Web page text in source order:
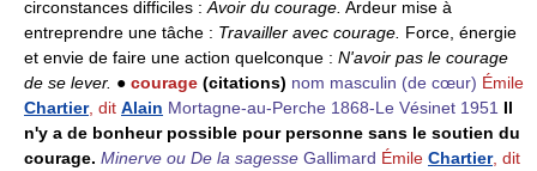
circonstances difficiles : Avoir du courage. Ardeur mise à
entreprendre une tâche : Travailler avec courage. Force, énergie
et envie de faire une action quelconque : N'avoir pas le courage
de se lever. ● courage (citations) nom masculin (de cœur) Émile
Chartier, dit Alain Mortagne-au-Perche 1868-Le Vésinet 1951 Il
n'y a de bonheur possible pour personne sans le soutien du
courage. Minerve ou De la sagesse Gallimard Émile Chartier, dit